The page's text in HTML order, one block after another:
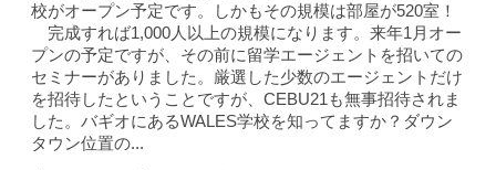
校がオープン予定です。しかもその規模は部屋が520室！
完成すれば1,000人以上の規模になります。来年1月オー
プンの予定ですが、その前に留学エージェントを招いての
セミナーがありました。厳選した少数のエージェントだけ
を招待したということですが、CEBU21も無事招待されま
した。バギオにあるWALES学校を知ってますか？ダウン
タウン位置の...